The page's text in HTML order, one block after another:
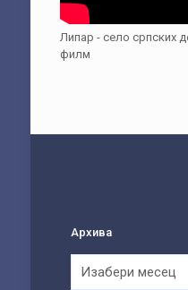
Липар - село српских
филм
Архива